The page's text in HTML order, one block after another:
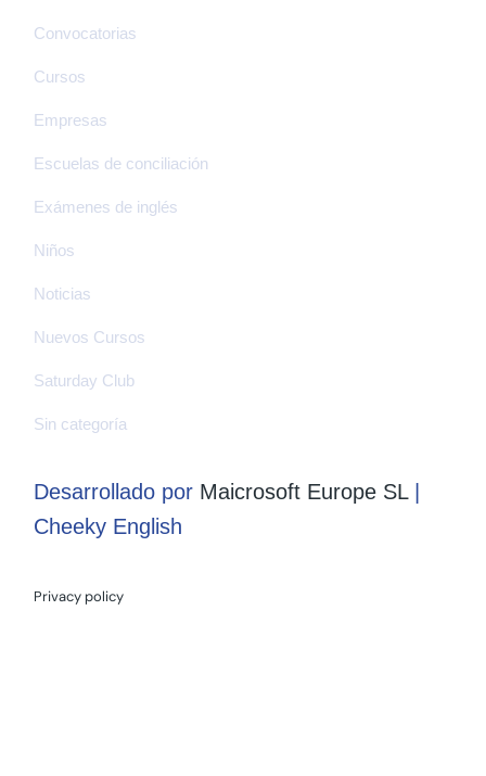
Convocatorias
Cursos
Empresas
Escuelas de conciliación
Exámenes de inglés
Niños
Noticias
Nuevos Cursos
Saturday Club
Sin categoría
Desarrollado por Maicrosoft Europe SL|
Cheeky English
Privacy policy